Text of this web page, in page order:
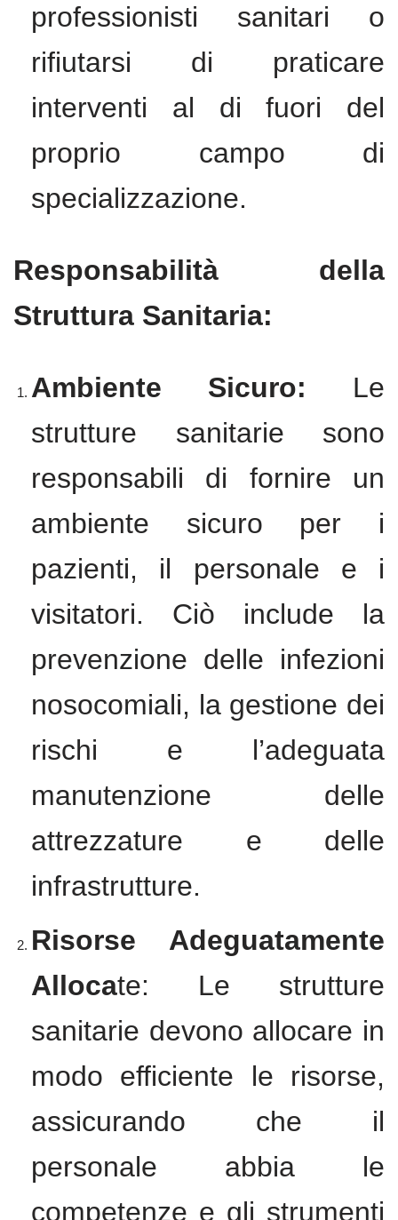
professionisti sanitari o
rifiutarsi di praticare
interventi al di fuori del
proprio campo di
specializzazione.
Responsabilità della
Struttura Sanitaria:
Ambiente Sicuro: Le
strutture sanitarie sono
responsabili di fornire un
ambiente sicuro per i
pazienti, il personale e i
visitatori. Ciò include la
prevenzione delle infezioni
nosocomiali, la gestione dei
rischi e l’adeguata
manutenzione delle
attrezzature e delle
infrastrutture.
Risorse Adeguatamente
Allocate: Le strutture
sanitarie devono allocare in
modo efficiente le risorse,
assicurando che il
personale abbia le
competenze e gli strumenti